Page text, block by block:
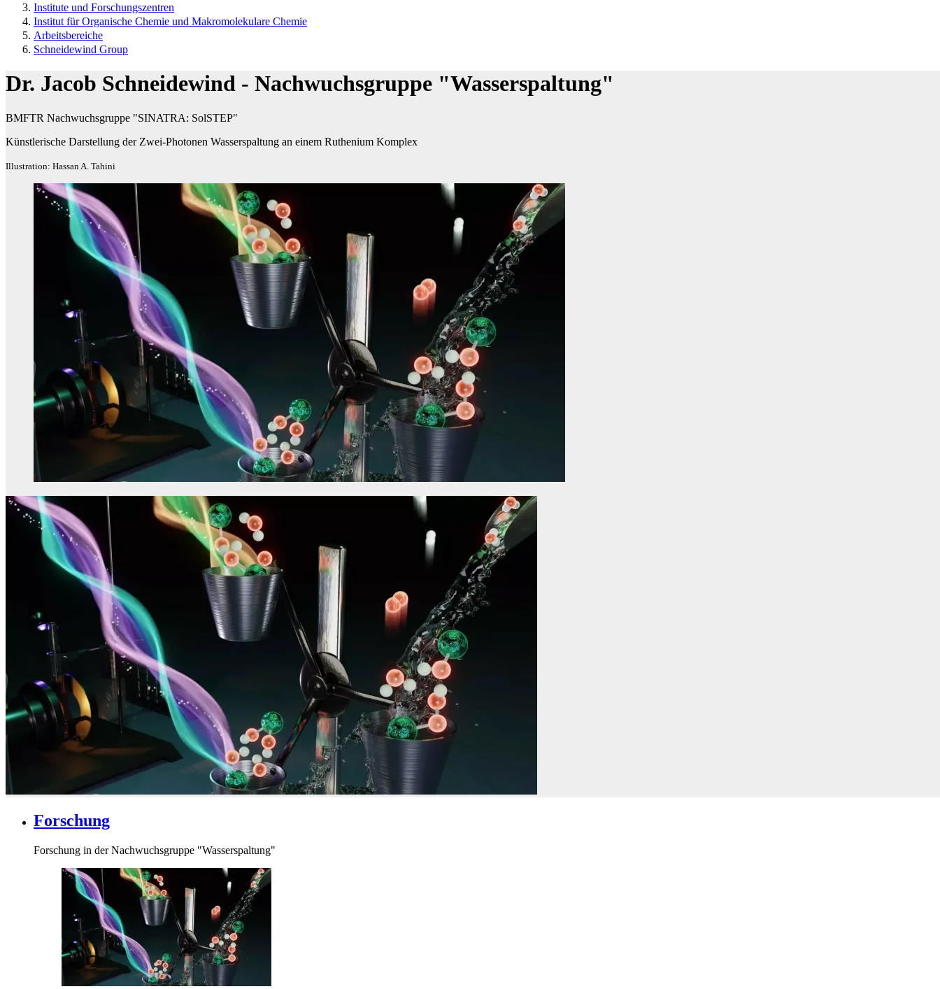
Institute und Forschungszentren
Institut für Organische Chemie und Makromolekulare Chemie
Arbeitsbereiche
Schneidewind Group
Dr. Jacob Schneidewind - Nachwuchsgruppe "Wasserspaltung"
BMFTR Nachwuchsgruppe "SINATRA: SolSTEP"
Künstlerische Darstellung der Zwei-Photonen Wasserspaltung an einem Ruthenium Komplex
Illustration: Hassan A. Tahini
Forschung
Forschung in der Nachwuchsgruppe "Wasserspaltung"